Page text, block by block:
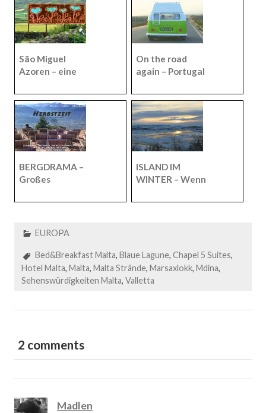
São Miguel
Azoren – eine
enheit mit
praktischen
Tipps.
On the road
again – Portugal
Nazaré bis
Sagres
BERGDRAMA –
Großes
Meran, Südtirol.
ISLAND IM
WINTER – Wenn
weißen Kreis
EUROPA
Bed&Breakfast Malta, Blaue Lagune, Chapel 5 Suites,
Hotel Malta, Malta, Malta Strände, Marsaxlokk, Mdina,
Sehenswürdigkeiten Malta, Valletta
2 comments
Madlen